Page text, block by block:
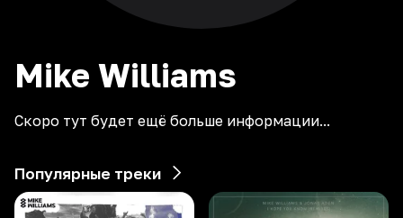
Mike Williams
Скоро тут будет ещё больше информации...
Популярные треки